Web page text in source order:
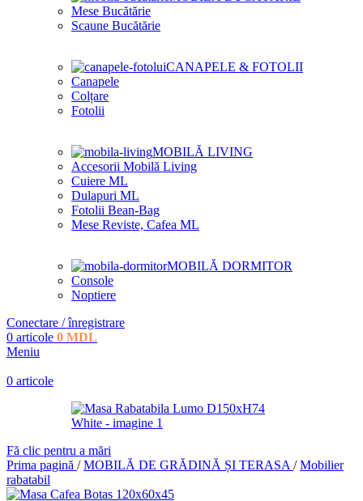
Mese Bucătărie
Scaune Bucătărie
CANAPELE & FOTOLII
Canapele
Colțare
Fotolii
MOBILĂ LIVING
Accesorii Mobilă Living
Cuiere ML
Dulapuri ML
Fotolii Bean-Bag
Mese Reviste, Cafea ML
MOBILĂ DORMITOR
Console
Noptiere
Conectare / înregistrare
0 articole 0 MDL
Meniu
0 articole
Fă clic pentru a mări
Prima pagină / MOBILĂ DE GRĂDINĂ ȘI TERASA / Mobilier
rabatabil